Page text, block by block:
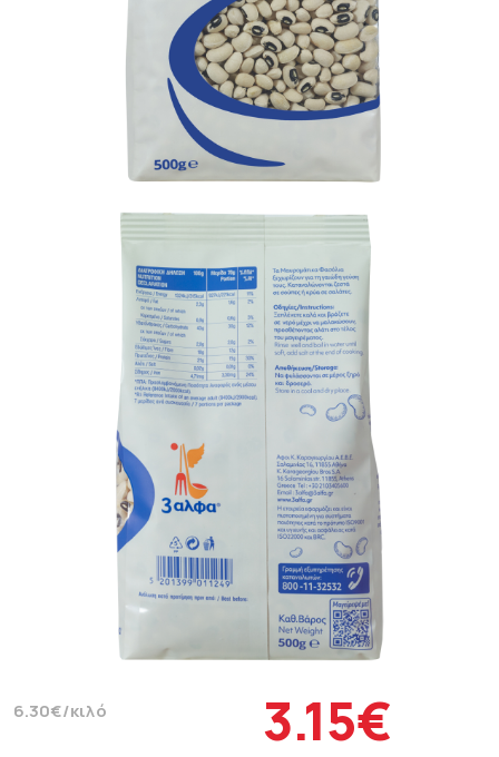
6.30€/κιλό 3.15€